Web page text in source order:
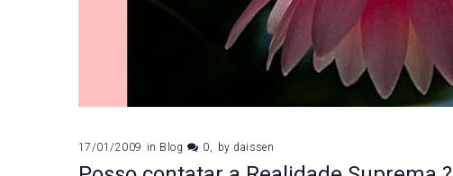
17/01/2009 in Blog 0 by daissen